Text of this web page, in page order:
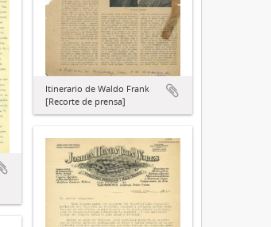
Itinerario de Waldo Frank
[Recorte de prensa]